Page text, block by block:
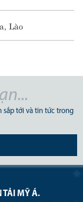
Lào
sắp tới và tin tức trong
TẢI MỸ Á.